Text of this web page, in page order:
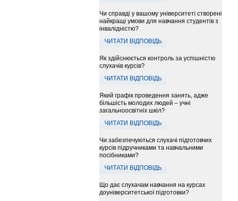
Чи справді у вашому університеті створені
найкращі умови для навчання студентів з
інвалідністю?
ЧИТАТИ ВІДПОВІДЬ
Як здійснюється контроль за успішністю
слухачів курсів?
ЧИТАТИ ВІДПОВІДЬ
Який графік проведення занять, адже
більшість молодих людей – учні
загальноосвітніх шкіл?
ЧИТАТИ ВІДПОВІДЬ
Чи забезпечуються слухачі підготовчих
курсів підручниками та навчальними
посібниками?
ЧИТАТИ ВІДПОВІДЬ
Що дає слухачам навчання на курсах
доуніверситетської підготовки?